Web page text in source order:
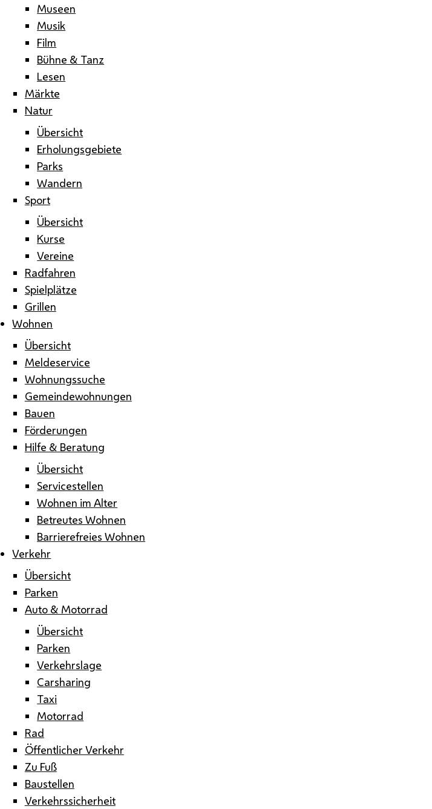
Museen
Musik
Film
Bühne & Tanz
Lesen
Märkte
Natur
Übersicht
Erholungsgebiete
Parks
Wandern
Sport
Übersicht
Kurse
Vereine
Radfahren
Spielplätze
Grillen
Wohnen
Übersicht
Meldeservice
Wohnungssuche
Gemeindewohnungen
Bauen
Förderungen
Hilfe & Beratung
Übersicht
Servicestellen
Wohnen im Alter
Betreutes Wohnen
Barrierefreies Wohnen
Verkehr
Übersicht
Parken
Auto & Motorrad
Übersicht
Parken
Verkehrslage
Carsharing
Taxi
Motorrad
Rad
Öffentlicher Verkehr
Zu Fuß
Baustellen
Verkehrssicherheit